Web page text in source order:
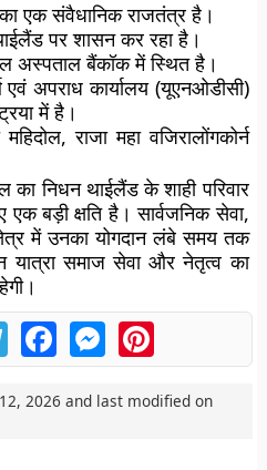
का एक संवैधानिक राजतंत्र है।
पर शासन कर रहा है।
अस्पताल बैंकॉक में स्थित है।
एवं अपराध कार्यालय (यूएनओडीसी)
में है।
राजा महा वजिरालोंगकोर्न
का निधन थाईलैंड के शाही परिवार
बड़ी क्षति है। सार्वजनिक सेवा,
में उनका योगदान लंबे समय तक
यात्रा समाज सेवा और नेतृत्व का
TelegramFacebookMessengerPinterest
2026 and last modified on